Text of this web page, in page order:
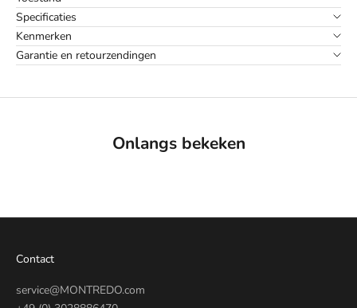
Specificaties
Kenmerken
Garantie en retourzendingen
Onlangs bekeken
Contact
service@MONTREDO.com